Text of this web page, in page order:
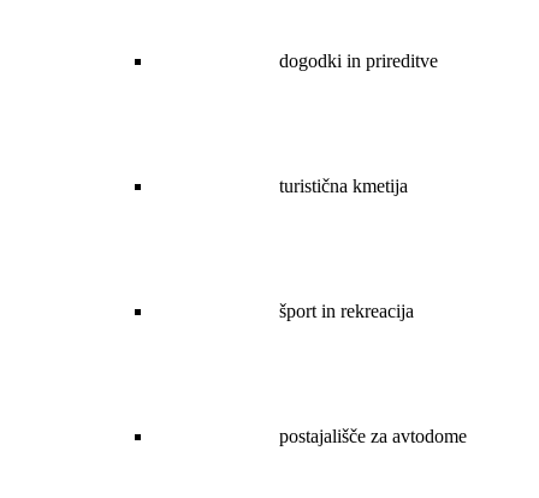
dogodki in prireditve
turistična kmetija
šport in rekreacija
postajališče za avtodome